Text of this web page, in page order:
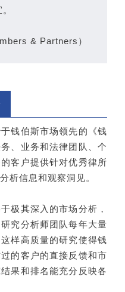
& Partners）
钱伯斯市场领先的《钱
、业务和法律团队、个
客户提供针对优秀律所
析信息和观察洞见。
极其深入的市场分析，
究分析师团队每年大量
样高质量的研究使得钱
的客户的直接反馈和市
果和排名能充分反映各